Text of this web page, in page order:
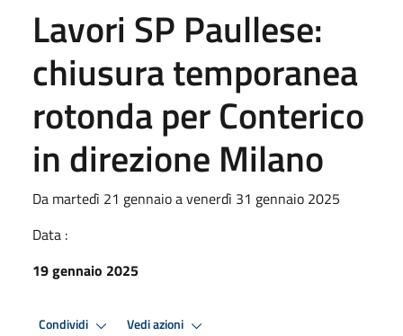
Lavori SP Paullese:
chiusura temporanea
rotonda per Conterico
in direzione Milano
Da martedì 21 gennaio a venerdì 31 gennaio 2025
Data :
19 gennaio 2025
Condividi Vedi azioni